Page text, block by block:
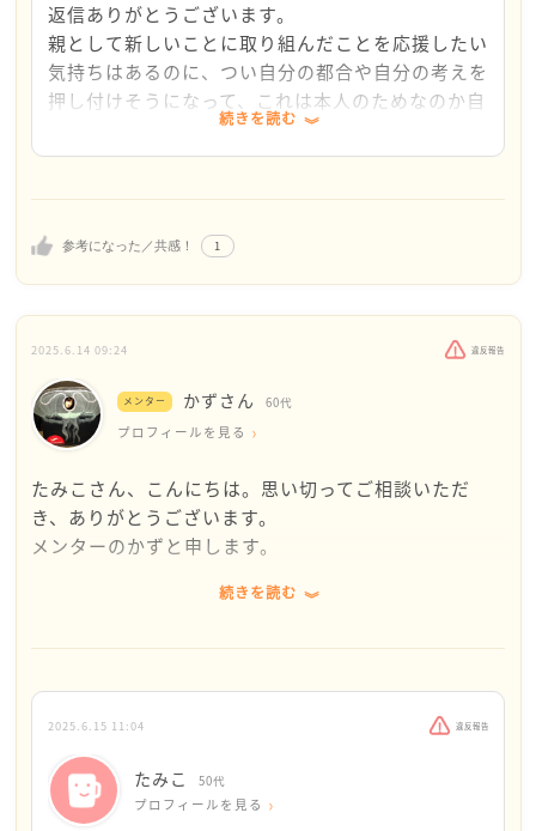
一方で、本人の「長く続けるつもりはない」「そこま
でやる気があるわけでもない」という本音も、今の時
点で正直に話せていることは素晴らしいことです。無
理に続けて、本人の気持ちがすり減ってしまうのは本
末転倒ですよね。
したいけど現実問題として悩む」のは自然なことで
もここまではやってみる」「これだけはやりきった」
と区切りを自分で決めてみるのも一つの経験です。
大切なのは、「やめる＝失敗」ではないと伝えてあげ
わかるのです。親としては、お子さんがどんな選択を
しても、「チャレンジしたことを認める」「あなたな
りのペースでいい」と応援してあげてください。
するからね」と伝えておくと、お子さんも安心できる
悩みながら進む今の時間も、きっとご家族にとって大
切な成長の機会になります。
どんな結果になっても、親子で真剣に話し合った時間
や悩んだ経験は、必ず将来の糧になると思います。
参考になった／共感！ 1
返信ありがとうございます。
親として新しいことに取り組んだことを応援したい
気持ちはあるのに、つい自分の都合や自分の考えを
押し付けそうになって、これは本人のためなのか自
分のためなのか、わからなくなってしまい、相談さ
せていただきました。
かけるんじゃないかと心配な部分もあったんです
ず、これも一つの経験だ、と捉え、チャレンジして
いくのもいいことですね。
どこまでやったら、辞めるつもりなのか、もう少し
息子の考えを詳しく聞いてみようと思います。
たくさん、アドバイスをいただきまして、ありがと
うございました。
とても参考になりました。
続きを読む
2025.6.14 09:24 違反報告
メンター かずさん 60代
プロフィールを見る
たみこさん、こんにちは。思い切ってご相談いただ
き、ありがとうございます。
メンターのかずと申します。
いろいろな意見があると思いますが、
部活については息子さんを少し離れたところから見守
ってみてはいかがでしょうか？
昔と違って、部活には驚くほどお金がかかりますよ
ね。
続きを読む
2025.6.15 11:04 違反報告
たみこ 50代
プロフィールを見る